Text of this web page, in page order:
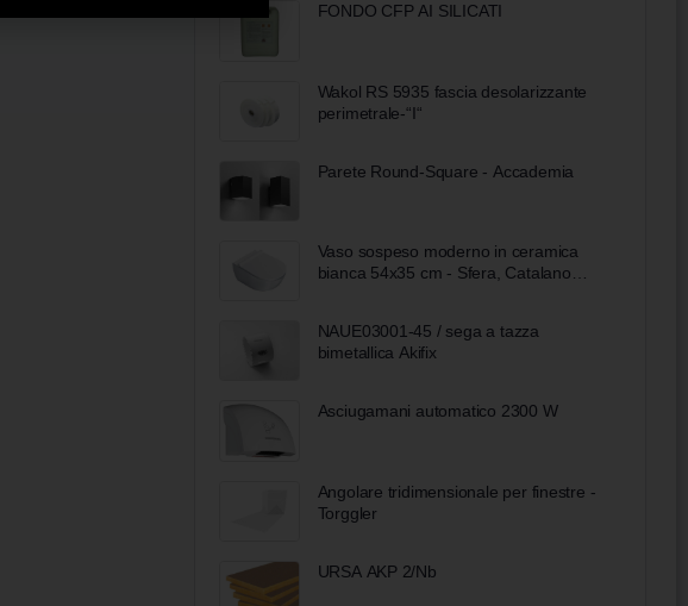
FONDO CFP AI SILICATI
Wakol RS 5935 fascia desolarizzante
perimetrale-“I“
Parete Round-Square - Accademia
Vaso sospeso moderno in ceramica
bianca 54x35 cm - Sfera, Catalano
NAUE03001-45 / sega a tazza
bimetallica Akifix
Asciugamani automatico 2300 W
Angolare tridimensionale per finestre -
Torggler
URSA AKP 2/Nb